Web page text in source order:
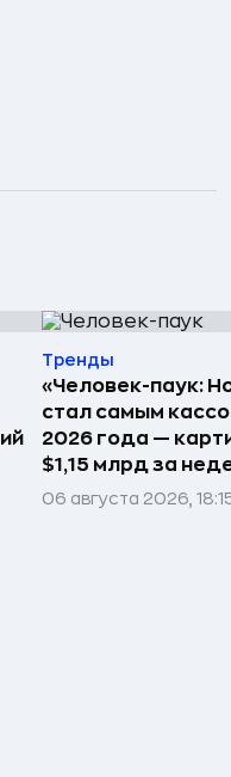
Тренды
«Человек-паук:
стал самым
2026 года —
$1,15 млрд за
06 августа 2026,